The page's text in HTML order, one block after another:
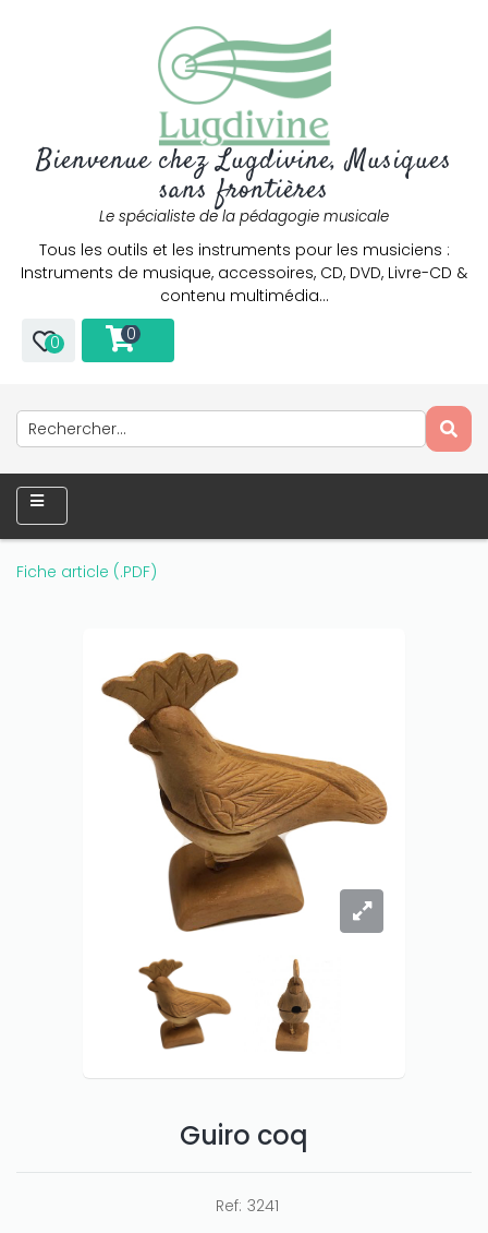
Bienvenue chez Lugdivine, Musiques
sans frontières
Le spécialiste de la pédagogie musicale
Tous les outils et les instruments pour les musiciens :
Instruments de musique, accessoires, CD, DVD, Livre-CD &
contenu multimédia…
0 0
Fiche article (.PDF)
Guiro coq
Ref: 3241